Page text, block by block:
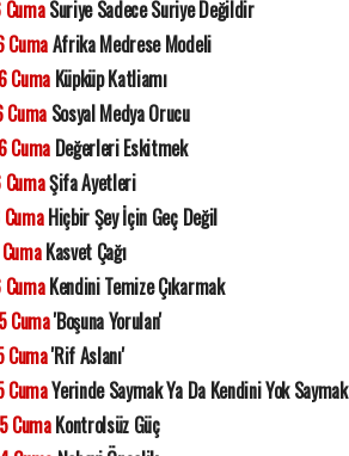
Suriye Sadece Suriye Değildir
CumaAfrika Medrese Modeli
CumaKüpküp Katliamı
CumaSosyal Medya Orucu
CumaDeğerleri Eskitmek
Şifa Ayetleri
Hiçbir Şey İçin Geç Değil
Kasvet Çağı
Kendini Temize Çıkarmak
Cuma'Boşuna Yorulan'
Cuma'Rif Aslanı'
CumaYerinde Saymak Ya Da Kendini Yok Saymak
CumaKontrolsüz Güç